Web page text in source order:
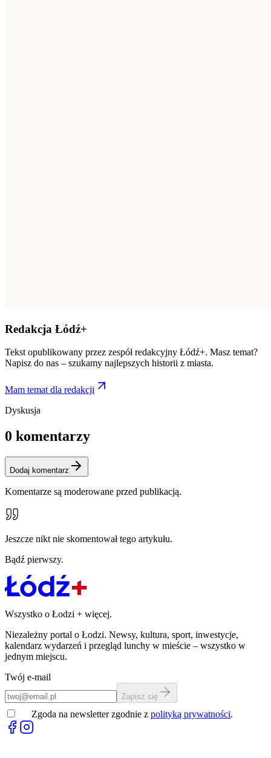
Redakcja Łódź+
Tekst opublikowany przez zespół redakcyjny Łódź+. Masz temat?
Napisz do nas – szukamy najlepszych historii z miasta.
Mam temat dla redakcji
Dyskusja
0 komentarzy
Dodaj komentarz
Komentarze są moderowane przed publikacją.
Jeszcze nikt nie skomentował tego artykułu.
Bądź pierwszy.
Wszystko o Łodzi + więcej.
Niezależny portal o Łodzi. Newsy, kultura, sport, inwestycje,
kalendarz wydarzeń i przegląd lunchy w mieście – wszystko w
jednym miejscu.
Twój e-mail
Zapisz się
Zgoda na newsletter zgodnie z polityką prywatności.